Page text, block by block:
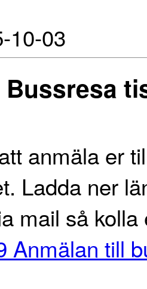
10-03
anmäla er
Ladda ner
mail så kolla
Anmälan till